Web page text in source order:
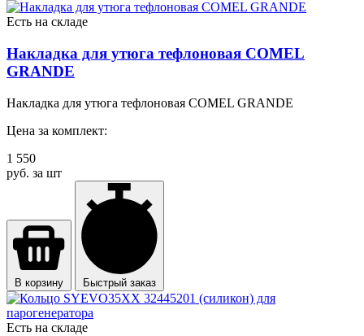
Есть на складе
Накладка для утюга тефлоновая COMEL
GRANDE
Накладка для утюга тефлоновая COMEL GRANDE
Цена за комплект:
1 550
руб. за шт
В корзину Быстрый заказ
Есть на складе